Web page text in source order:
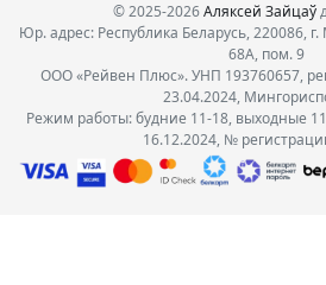
© 2025-2026Аляксей Зайцаў
Юр. адрес: Республика Беларусь, 220086,
68А, пом. 9
ООО «Рейвен Плюс». УНП 193760657,
23.04.2024,
Режим работы: будние 11-18, выходные
16.12.2024, №